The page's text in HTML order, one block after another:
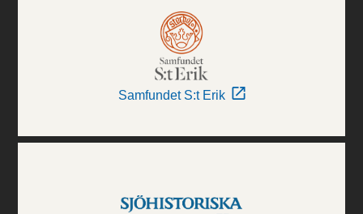
Samfundet S:t Erik